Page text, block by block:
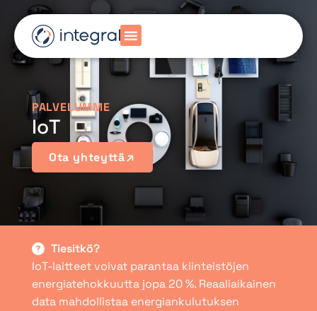
PALVELUMME
IoT
Ota yhteyttä
Tiesitkö?
IoT-laitteet voivat parantaa kiinteistöjen
energiatehokkuutta jopa 20 %. Reaaliaikainen
data mahdollistaa energiankulutuksen